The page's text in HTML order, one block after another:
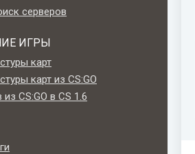
серверов
ИГРЫ
карт
карт из CS:GO
CS:GO в CS 1.6